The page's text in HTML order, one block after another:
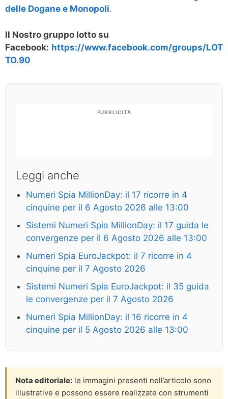
delle Dogane e Monopoli.
Il Nostro gruppo lotto su
Facebook: https://www.facebook.com/groups/LOT
TO.90
PUBBLICITÀ
Leggi anche
Numeri Spia MillionDay: il 17 ricorre in 4
cinquine per il 6 Agosto 2026 alle 13:00
Sistemi Numeri Spia MillionDay: il 17 guida le
convergenze per il 6 Agosto 2026 alle 13:00
Numeri Spia EuroJackpot: il 7 ricorre in 4
cinquine per il 7 Agosto 2026
Sistemi Numeri Spia EuroJackpot: il 35 guida
le convergenze per il 7 Agosto 2026
Numeri Spia MillionDay: il 16 ricorre in 4
cinquine per il 5 Agosto 2026 alle 13:00
Nota editoriale: le immagini presenti nell’articolo sono
illustrative e possono essere realizzate con strumenti